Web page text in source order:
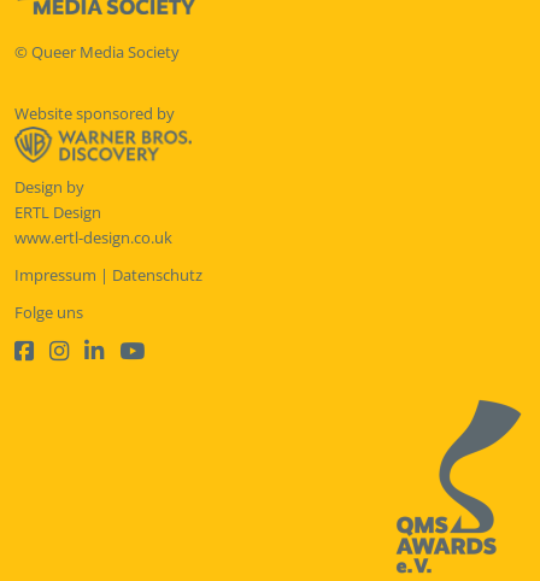
© Queer Media Society
Website sponsored by
Design by
ERTL Design
www.ertl-design.co.uk
Impressum | Datenschutz
Folge uns